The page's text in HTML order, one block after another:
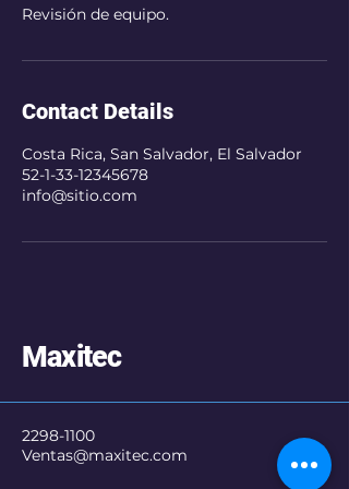
Revisión de equipo.
Contact Details
Costa Rica, San Salvador, El Salvador
52-1-33-12345678
info@sitio.com
Maxitec
2298-1100
Ventas@maxitec.com